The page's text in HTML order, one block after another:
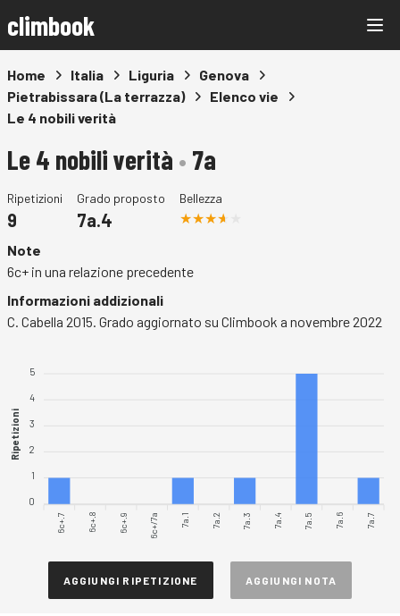
climbook
Home Italia Liguria
Genova
Pietrabissara (La terrazza)
Elenco vie
Le 4 nobili verità
Le 4 nobili verità • 7a
Ripetizioni
9
Grado proposto
7a.4
Bellezza
Note
6c+ in una relazione precedente
Informazioni addizionali
C. Cabella 2015. Grado aggiornato su Climbook a novembre 2022
5
4
3
2
1
0
Ripetizioni
6c+.7 6c+.8 6c+.9 6c+/7a 7a.1 7a.2 7a.3 7a.4 7a.5 7a.6 7a.7
AGGIUNGI RIPETIZIONE AGGIUNGI NOTA